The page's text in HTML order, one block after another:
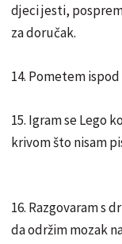
djeci jesti,
za doručak.
14. Pometem
15. Igram se Lego
krivom što nisam
16. Razgovaram s
da održim mozak